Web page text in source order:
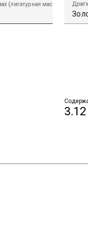
(лигатурная масса)
3.12